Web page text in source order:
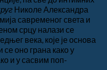
Николе Александра
савременог света и
срцу налази се
века, које је основа
оно грана како у
и у сасвим поп-